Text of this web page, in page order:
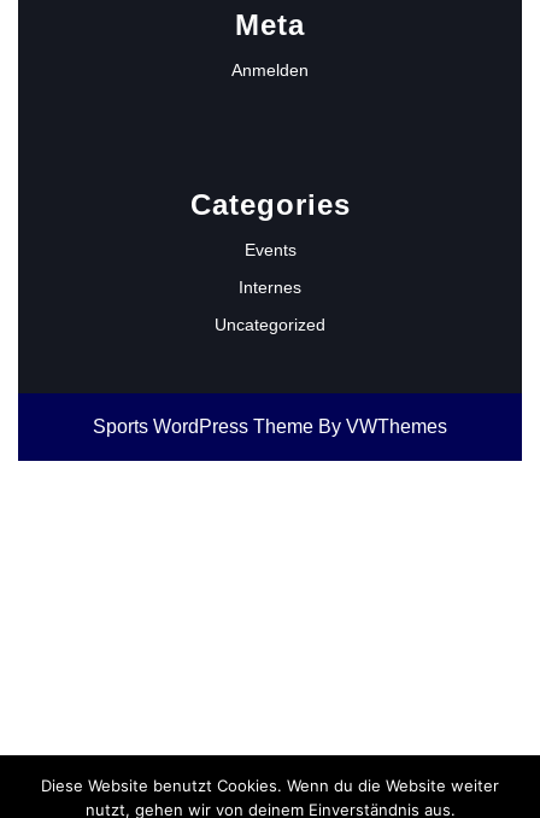
Meta
Anmelden
Categories
Events
Internes
Uncategorized
Sports WordPress Theme By VWThemes
Diese Website benutzt Cookies. Wenn du die Website weiter
nutzt, gehen wir von deinem Einverständnis aus.